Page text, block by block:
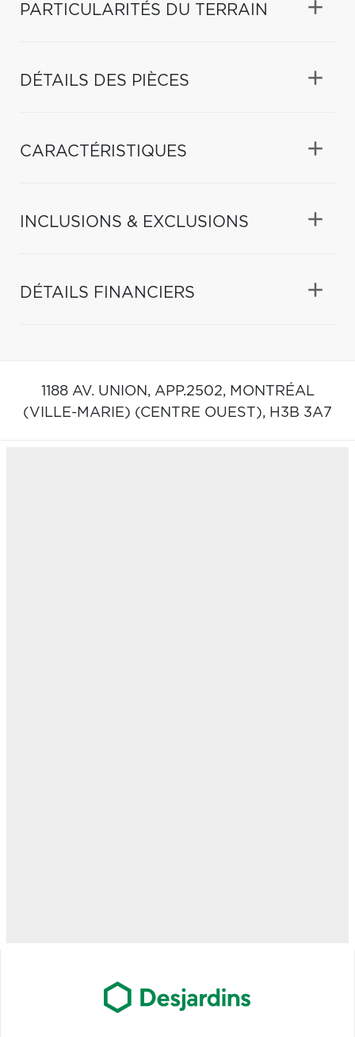
PARTICULARITÉS DU TERRAIN
DÉTAILS DES PIÈCES
CARACTÉRISTIQUES
INCLUSIONS & EXCLUSIONS
DÉTAILS FINANCIERS
1188 AV. UNION, APP.2502, MONTRÉAL
(VILLE-MARIE) (CENTRE OUEST), H3B 3A7